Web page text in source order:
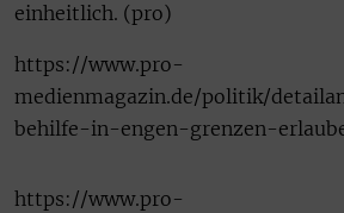
einheitlich. (pro)
https://www.pro-
medienmagazin.de/politik/
behilfe-in-engen-grenzen-
https://www.pro-